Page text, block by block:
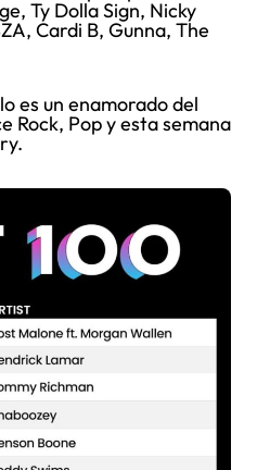
Ty Dolla Sign, Nicky
Cardi B, Gunna, The
es un enamorado del
Rock, Pop y esta semana